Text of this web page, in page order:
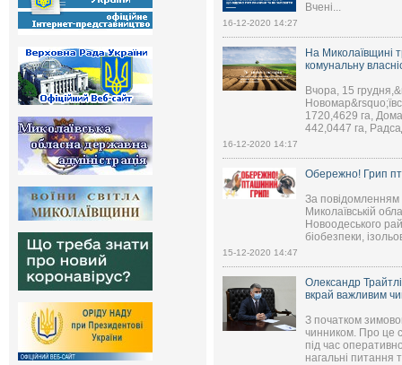
Вчені...
16-12-2020 14:27
На Миколаївщині
комунальну
Вчора, 15
1720,4629 га,
442,0447 га,
16-12-2020 14:17
Обережно! Грип
За повідомленням
Миколаївській
Новоодеського
біобезпеки,
15-12-2020 14:47
Олександр
вкрай важливим
З початком
чинником. Про це
під час
нагальні питання